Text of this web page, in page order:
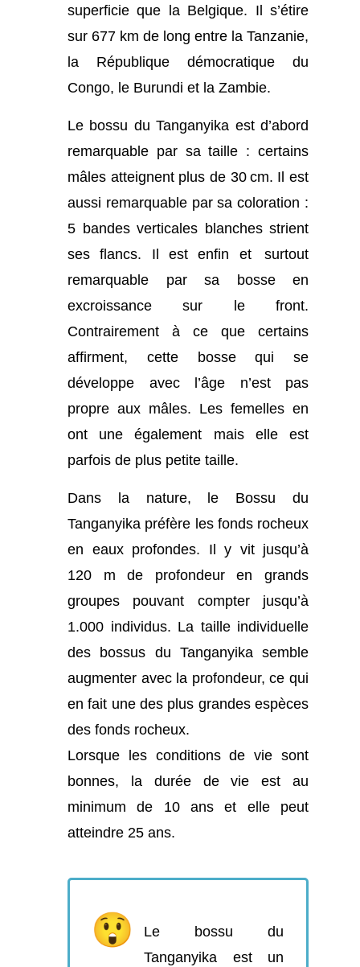
superficie que la Belgique. Il s’étire
sur 677 km de long entre la Tanzanie,
la République démocratique du
Congo, le Burundi et la Zambie.
Le bossu du Tanganyika est d’abord
remarquable par sa taille : certains
mâles atteignent plus de 30 cm. Il est
aussi remarquable par sa coloration :
5 bandes verticales blanches strient
ses flancs. Il est enfin et surtout
remarquable par sa bosse en
excroissance sur le front.
Contrairement à ce que certains
affirment, cette bosse qui se
développe avec l’âge n’est pas
propre aux mâles. Les femelles en
ont une également mais elle est
parfois de plus petite taille.
Dans la nature, le Bossu du
Tanganyika préfère les fonds rocheux
en eaux profondes. Il y vit jusqu’à
120 m de profondeur en grands
groupes pouvant compter jusqu’à
1.000 individus. La taille individuelle
des bossus du Tanganyika semble
augmenter avec la profondeur, ce qui
en fait une des plus grandes espèces
des fonds rocheux.
Lorsque les conditions de vie sont
bonnes, la durée de vie est au
minimum de 10 ans et elle peut
atteindre 25 ans.
Le bossu du
Tanganyika est un